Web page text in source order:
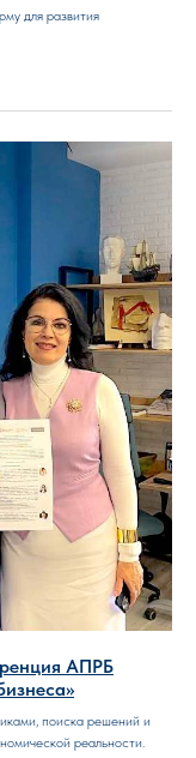
для развития
АПРБ
поиска решений и
реальности.